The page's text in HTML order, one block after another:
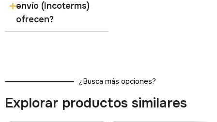
envío (Incoterms)
ofrecen?
¿Busca más opciones?
Explorar productos similares